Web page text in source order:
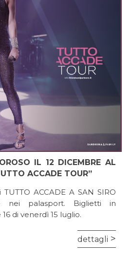
IL 12 DICEMBRE AL
ACCADE TOUR”
ACCADE A SAN SIRO
nei palasport. Biglietti in
di venerdì 15 luglio.
dettagli